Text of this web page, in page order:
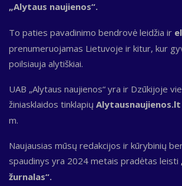
„Alytaus naujienos“.
To paties pavadinimo bendrovė leidžia ir
prenumeruojamas Lietuvoje ir kitur, kur
poilsiauja alytiškiai.
UAB „Alytaus naujienos“ yra ir Dzūkijoje
žiniasklaidos tinklapių Alytausnaujienos.lt
m.
Naujausias mūsų redakcijos ir kūrybinių
spaudinys yra 2024 metais pradėtas leisti
žurnalas“.